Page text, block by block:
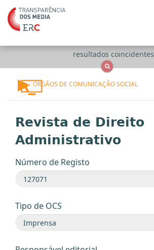
resultados coincidentes
ÓRGÃOS DE COMUNICAÇÃO SOCIAL
Revista de Direito
Administrativo
Número de Registo
Tipo de OCS